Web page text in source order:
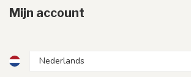
Mijn account